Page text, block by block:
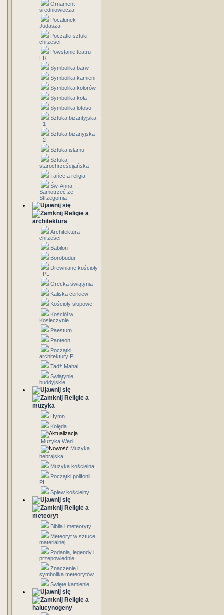
Ornament
średniowiecza
Pocałunek
Judasza
Początki sztuki
chrześci.
Powstanie teatru
FR
Symbolika barw
Symbolika kamieni
Symbolika kolorów
Symbolika koła
Symbolika lotosu
Sztuka bizantyjska
- 1
Sztuka bizanyjska
- 2
Sztuka islamu
Sztuka
starochrześcijańska
Tańce a religia
Św. Anna
Samotrzeć ze
Strzegomia
Religie a
architektura
Architektura
chrześci.
Babilon
Borobudur
Drewniane kościoły
- PL
Grecka świątynia
Kaliska cerkiew
Kościoły słupowe
Kościół w
Kosieczynie
Paestum
Panteon
Początki
architektury PL
Tadż Mahal
Świątynie
buddyjskie
Religie a
muzyka
Hymn
Kolęda
Muzyka Wed
Muzyka
hebrajska
Muzyka kościelna
Początki polifonii
PL
Śpiew kościelny
Religie a
meteoryt
Biblia i meteoryty
Meteoryt w sztuce
materialnej
Podania, legendy i
przepowiednie
Znaczenie i
symbolika meteorytów
Święte kamienie
Religie a
halucynogeny